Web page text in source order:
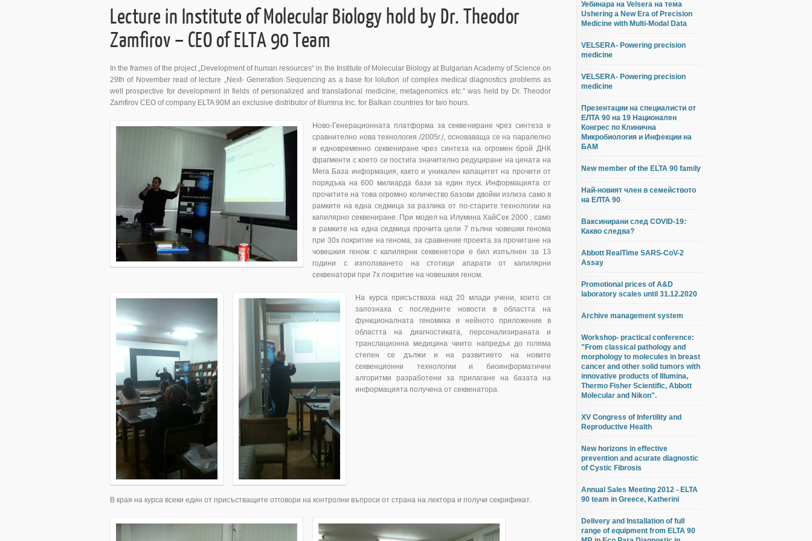
Lecture in Institute of Molecular Biology hold by Dr. Theodor
Zamfirov – CEO of ELTA 90 Team
In the frames of the project „Development of human resources“ in the Institute of Molecular Biology at Вulgarian Academy of Science on
29th of November read of lecture „Next- Generation Sequencing as a base for lolution of complex medical diagnostics problems as
well prospective for development in fields of personalized and translational medicine, metagenomics etc.“ was held by Dr. Theodor
Zamfirov CEO of company ELTA 90M an exclusive distributor of Illumina Inc. for Balkan countries for two hours.
Ново-Генерационната платформа за секвениране чрез синтеза е
сравнително нова технология /2005г./, основаваща се на паралелно
и едновременно секвениране чрез синтеза на огромен брой ДНК
фрагменти с което се постига значително редуциране на цената на
Мега База информация, както и уникален капацитет на прочити от
порядъка на 600 милиарда бази за един пуск. Информацията от
прочитите на това огромно количество базови двойки излиза само в
рамките на една седмица за разлика от по-старите технологии на
капилярно секвениране. При модел на Илумина ХайСек 2000 , само
в рамките на една седмица прочита цели 7 пълни човешки генома
при 30х покритие на генома, за сравнение проекта за прочитане на
човешкия геном с капилярни секвенетори е бил изпълнен за 13
години с използването на стотици апарати от капилярни
секвенатори при 7х покритие на човешкия геном.
На курса присъстваха над 20 млади учени, които се
запознаха с последните новости в областта на
функционалната геномика и нейното приложение в
областта на диагностиката, персонализираната и
транслационна медицина чиито напредък до голяма
степен се дължи и на развитието на новите
секвенционни технологии и биоинформатични
алгоритми разработени за прилагане на базата на
информацията получена от секвенатора.
В края на курса всеки един от присъстващите отговори на контролни въпроси от страна на лектора и получи секрификат.
Уебинара на Velsera на тема
Ushering a New Era of Precision
Medicine with Multi-Modal Data
VELSERA- Powering precision
medicine
VELSERA- Powering precision
medicine
Презентации на специалисти от
ЕЛТА 90 на 19 Национален
Конгрес по Клинична
Микробиология и Инфекции на
БАМ
New member of the ELTA 90 family
Най-новият член в семейството
на ЕЛТА 90
Ваксинирани след COVID-19:
Какво следва?
Abbott RealTime SARS-CoV-2
Assay
Promotional prices of A&D
laboratory scales until 31.12.2020
Archive management system
Workshop- practical conference:
"From classical pathology and
morphology to molecules in breast
cancer and other solid tumors with
innovative products of Illumina,
Thermo Fisher Scientific, Abbott
Molecular and Nikon".
XV Congress of Infertility and
Reproductive Health
New horizons in effective
prevention and acurate diagnostic
of Cystic Fibrosis
Annual Sales Meeting 2012 - ELTA
90 team in Greece, Katherini
Delivery and Installation of full
range of equipment from ELTA 90